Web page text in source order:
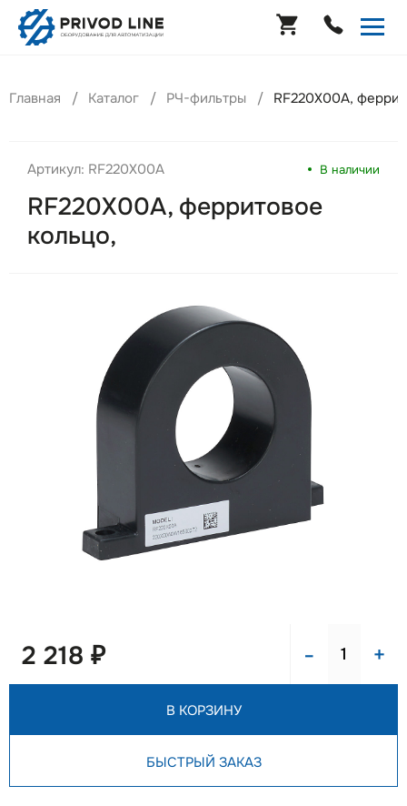
Главная Каталог РЧ-фильтры RF220X00A,
Артикул: RF220X00A В наличии
RF220X00A, ферритовое
кольцо,
2 218 ₽ - +
В КОРЗИНУ
БЫСТРЫЙ ЗАКАЗ